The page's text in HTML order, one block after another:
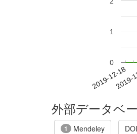
2019-12-18
0
1
外部データベ
1 Mendeley